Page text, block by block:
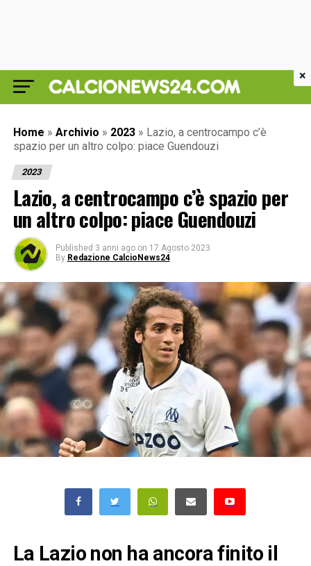
Home » Archivio » 2023 » Lazio, a centrocampo c’è
spazio per un altro colpo: piace Guendouzi
2023
Lazio, a centrocampo c’è spazio per
un altro colpo: piace Guendouzi
Published 3 anni ago on 17 Agosto 2023
By Redazione CalcioNews24
La Lazio non ha ancora finito il
×